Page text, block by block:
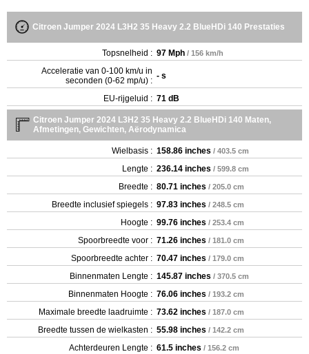
Citroen Jumper 2024 L3H2 35 Heavy 2.2 BlueHDi 140 Prestaties
Topsnelheid : 97 Mph / 156 km/h
Acceleratie van 0-100 km/u in
seconden (0-62 mp/u) : - s
EU-rijgeluid : 71 dB
Citroen Jumper 2024 L3H2 35 Heavy 2.2 BlueHDi 140 Maten,
Afmetingen, Gewichten, Aërodynamica
Wielbasis : 158.86 inches / 403.5 cm
Lengte : 236.14 inches / 599.8 cm
Breedte : 80.71 inches / 205.0 cm
Breedte inclusief spiegels : 97.83 inches / 248.5 cm
Hoogte : 99.76 inches / 253.4 cm
Spoorbreedte voor : 71.26 inches / 181.0 cm
Spoorbreedte achter : 70.47 inches / 179.0 cm
Binnenmaten Lengte : 145.87 inches / 370.5 cm
Binnenmaten Hoogte : 76.06 inches / 193.2 cm
Maximale breedte laadruimte : 73.62 inches / 187.0 cm
Breedte tussen de wielkasten : 55.98 inches / 142.2 cm
Achterdeuren Lengte : 61.5 inches / 156.2 cm